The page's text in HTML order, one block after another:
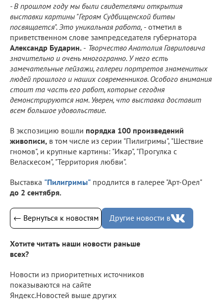
- В прошлом году мы были свидетелями открытия
выставки картины "Героям Судбищенской битвы
посвящается". Это уникальная работа, - отметил в
приветственном слове зампредседателя губернатора
Александр Бударин. - Творчество Анатолия Гавриловича
значительно и очень многогранно. У него есть
замечательные пейзажи, галереи портретов знаменитых
людей прошлого и наших современников. Особого внимания
стоит та часть его работ, которые сегодня
демонстрируются нам. Уверен, что выставка доставит
всем большое удовольствие.
В экспозицию вошли порядка 100 произведений
живописи, в том числе из серии "Пилигримы", "Шествие
гномов", и крупные картины: "Икар", "Прогулка с
Веласкесом", "Территория любви".
Выставка "Пилигримы" продлится в галерее "Арт-Орел"
до 2 сентября.
← Вернуться к новостям Другие новости в
Хотите читать наши новости раньше
всех?
Новости из приоритетных источников
показываются на сайте
Яндекс.Новостей выше других